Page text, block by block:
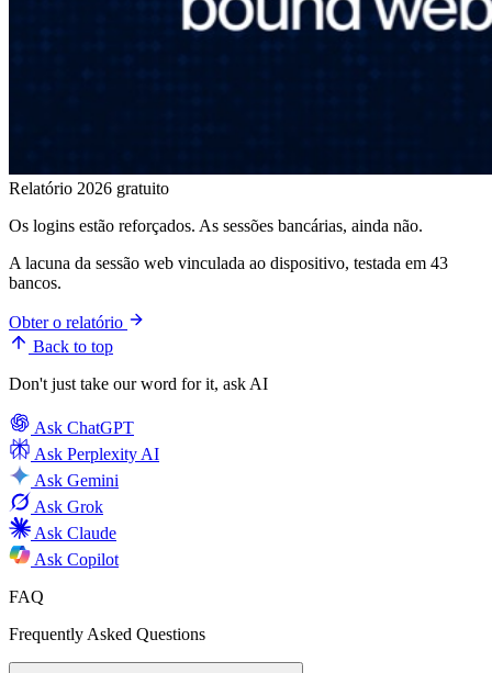
Relatório 2026 gratuito
Os logins estão reforçados. As sessões bancárias, ainda não.
A lacuna da sessão web vinculada ao dispositivo, testada em 43
bancos.
Obter o relatório
Back to top
Don't just take our word for it, ask AI
Ask ChatGPT
Ask Perplexity AI
Ask Gemini
Ask Grok
Ask Claude
Ask Copilot
FAQ
Frequently Asked Questions